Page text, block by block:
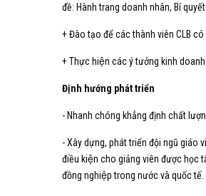
đề: Hành trang doanh nhân, Bí
+ Đào tạo để các thành viên CLB
+ Thực hiện các ý tưởng kinh
Định hướng phát triển
- Nhanh chóng khẳng định chất
- Xây dựng, phát triển đội ngũ giáo
điều kiện cho giảng viên được học
đồng nghiệp trong nước và quốc tế.